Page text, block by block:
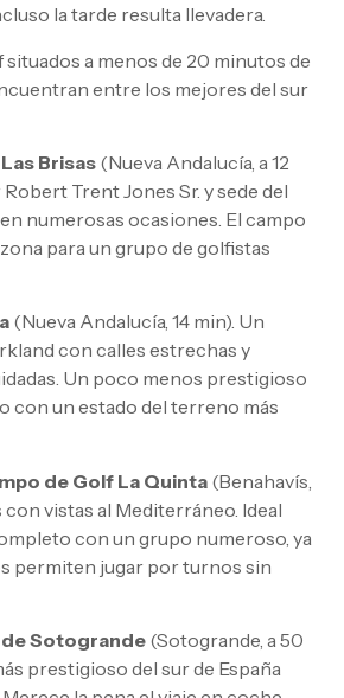
la tarde resulta llevadera.
situados a menos de 20 minutos de
entre los mejores del sur
Brisas(Nueva Andalucía, a 12
Trent Jones Sr. y sede del
numerosas ocasiones. El campo
para un grupo de golfistas
(Nueva Andalucía, 14 min). Un
con calles estrechas y
Un poco menos prestigioso
con un estado del terreno más
de Golf La Quinta (Benahavís,
con vistas al Mediterráneo. Ideal
con un grupo numeroso, ya
permiten jugar por turnos sin
de Sotogrande (Sotogrande, a 50
prestigioso del sur de España